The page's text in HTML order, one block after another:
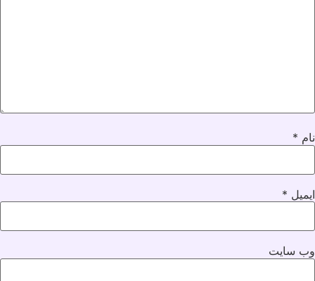
نام *
ایمیل *
وب‌ سایت